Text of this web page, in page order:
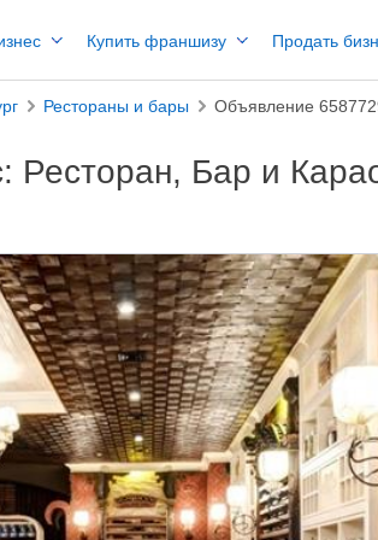
Купить франшизу Продать
Рестораны и бары Объявление
Ресторан, Бар и